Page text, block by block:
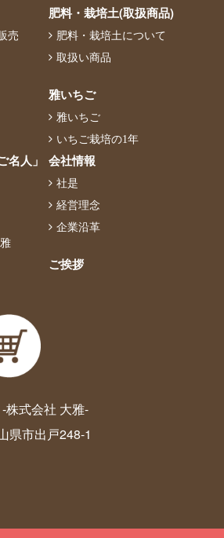
売
肥料・栽培土(取扱商品)
肥料・栽培土について
取扱い商品
雅いちご
雅いちご
いちご栽培の1年
名人」 会社情報
社是
経営理念
企業沿革
ご挨拶
-株式会社 大雅-
県市出戸248-1